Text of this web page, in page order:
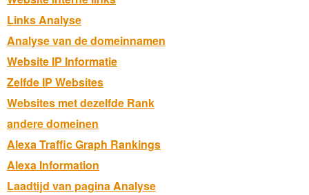
Links Analyse
Analyse van de domeinnamen
Website IP Informatie
Zelfde IP Websites
Websites met dezelfde Rank
andere domeinen
Alexa Traffic Graph Rankings
Alexa Information
Laadtijd van pagina Analyse